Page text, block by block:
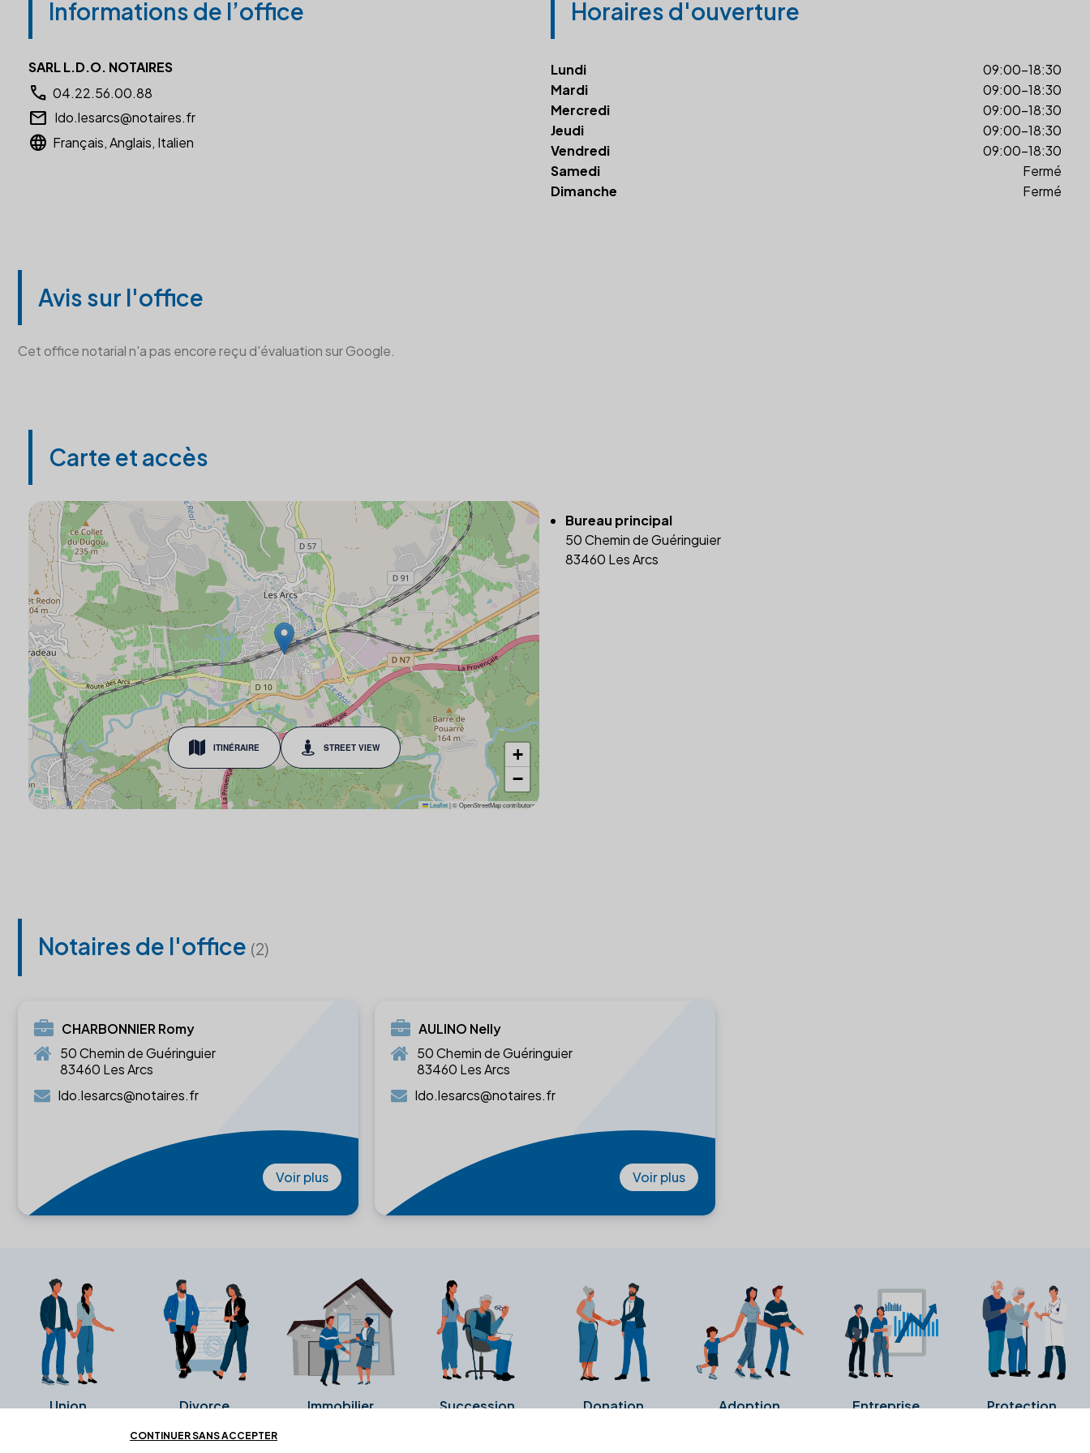
Informations de l’office
SARL L.D.O. NOTAIRES
call 04.22.56.00.88
email ldo.lesarcs@notaires.fr
language Français, Anglais, Italien
Horaires d'ouverture
Lundi
09:00-18:30
Mardi
09:00-18:30
Mercredi
09:00-18:30
Jeudi
09:00-18:30
Vendredi
09:00-18:30
Samedi
Fermé
Dimanche
Fermé
Avis sur l'office
Cet office notarial n'a pas encore reçu d'évaluation sur Google.
Carte et accès
ITINÉRAIRE STREET VIEW
+
−
Leaflet |© OpenStreetMap contributors
Bureau principal
50 Chemin de Guéringuier
83460 Les Arcs
Notaires de l'office (2)
CHARBONNIER Romy
50 Chemin de Guéringuier
83460 Les Arcs
ldo.lesarcs@notaires.fr
Voir plus
AULINO Nelly
50 Chemin de Guéringuier
83460 Les Arcs
ldo.lesarcs@notaires.fr
Voir plus
Union Divorce Immobilier Succession Donation Adoption Entreprise Protection
CONTINUER SANS ACCEPTER